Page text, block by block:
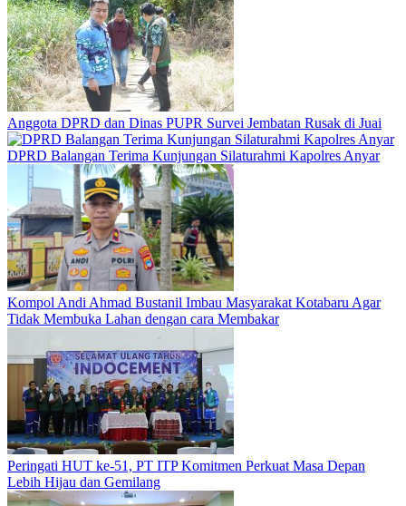
Anggota DPRD dan Dinas PUPR Survei Jembatan Rusak di Juai
DPRD Balangan Terima Kunjungan Silaturahmi Kapolres Anyar
Kompol Andi Ahmad Bustanil Imbau Masyarakat Kotabaru Agar
Tidak Membuka Lahan dengan cara Membakar
Peringati HUT ke-51, PT ITP Komitmen Perkuat Masa Depan
Lebih Hijau dan Gemilang